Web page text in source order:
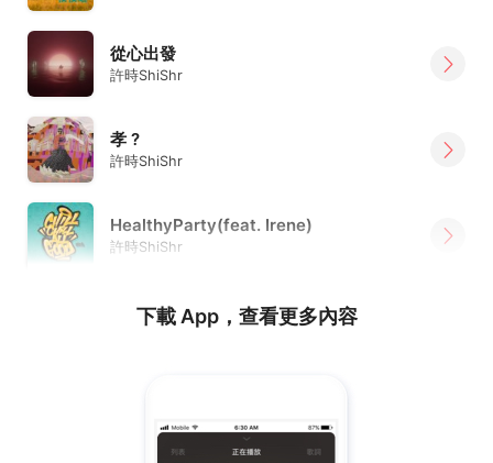
從心出發
許時ShiShr
孝 ?
許時ShiShr
HealthyParty(feat. Irene)
許時ShiShr
下載 App，查看更多內容